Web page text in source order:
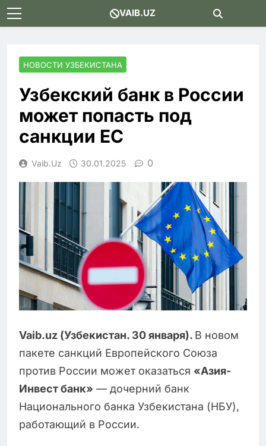
Skip
to
VAIB.UZ
НОВОСТИ УЗБЕКИСТАНА
Узбекский банк в России
может попасть под
санкции ЕС
Vaib.uz 30.01.2025 0
Vaib.uz (Узбекистан. 30 января). В новом
пакете санкций Европейского Союза
против России может оказаться «Азия-
Инвест банк» — дочерний банк
Национального банка Узбекистана (НБУ),
работающий в России.